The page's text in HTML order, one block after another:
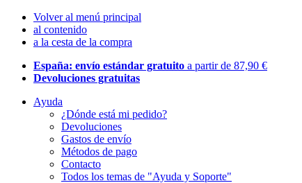
Volver al menú principal
al contenido
a la cesta de la compra
España: envío estándar gratuito a partir de 87,90 €
Devoluciones gratuitas
Ayuda
¿Dónde está mi pedido?
Devoluciones
Gastos de envío
Métodos de pago
Contacto
Todos los temas de "Ayuda y Soporte"